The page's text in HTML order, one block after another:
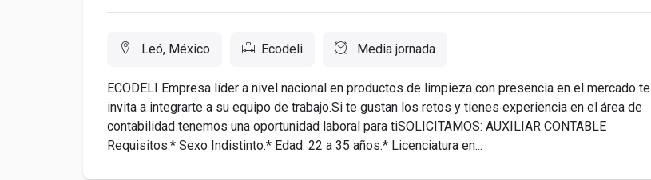
Leó, México Ecodeli Media jornada
ECODELI Empresa líder a nivel nacional en productos de limpieza con presencia en el mercado te
invita a integrarte a su equipo de trabajo.Si te gustan los retos y tienes experiencia en el área de
contabilidad tenemos una oportunidad laboral para tiSOLICITAMOS: AUXILIAR CONTABLE
Requisitos:* Sexo Indistinto.* Edad: 22 a 35 años.* Licenciatura en...